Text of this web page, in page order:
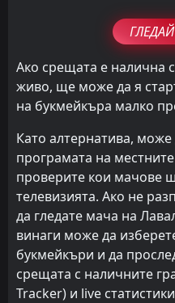
Ако срещата е налична
живо, ще може да я
на букмейкъра малко
Като алтернатива, може
програмата на
проверите кои мачове
телевизията. Ако не
да гледате мача на
винаги може да
букмейкъри и да
срещата с наличните
Tracker) и live